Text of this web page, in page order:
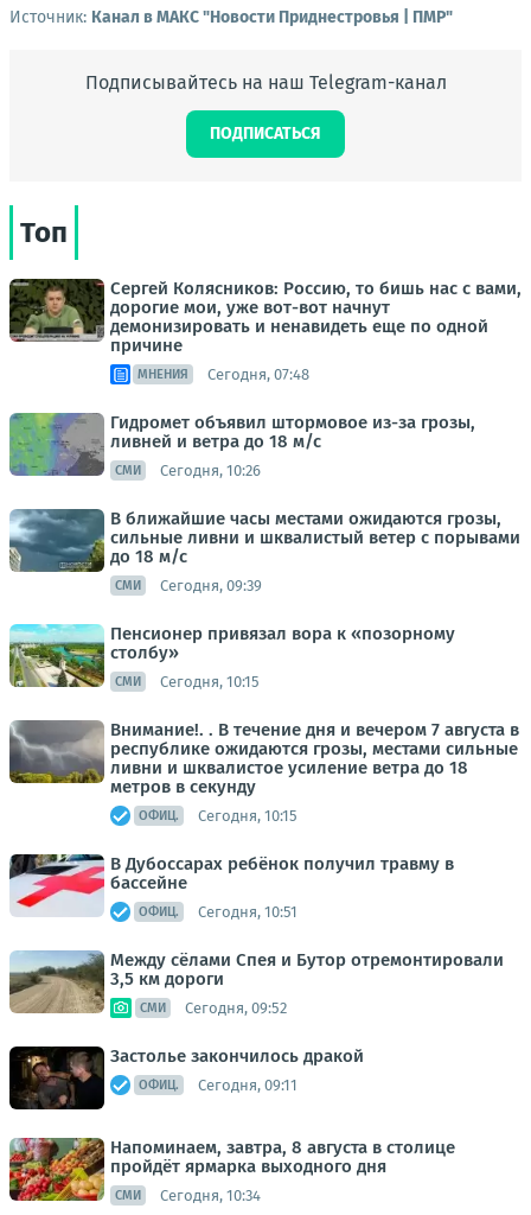
Источник: Канал в МАКС "Новости Приднестровья | ПМР"
Подписывайтесь на наш Telegram-канал
ПОДПИСАТЬСЯ
Топ
Сергей Колясников: Россию, то бишь нас с вами,
дорогие мои, уже вот-вот начнут
демонизировать и ненавидеть еще по одной
причине
МНЕНИЯ Сегодня, 07:48
Гидромет объявил штормовое из-за грозы,
ливней и ветра до 18 м/с
СМИ Сегодня, 10:26
В ближайшие часы местами ожидаются грозы,
сильные ливни и шквалистый ветер с порывами
до 18 м/с
СМИ Сегодня, 09:39
Пенсионер привязал вора к «позорному
столбу»
СМИ Сегодня, 10:15
Внимание!. . В течение дня и вечером 7 августа в
республике ожидаются грозы, местами сильные
ливни и шквалистое усиление ветра до 18
метров в секунду
ОФИЦ. Сегодня, 10:15
В Дубоссарах ребёнок получил травму в
бассейне
ОФИЦ. Сегодня, 10:51
Между сёлами Спея и Бутор отремонтировали
3,5 км дороги
СМИ Сегодня, 09:52
Застолье закончилось дракой
ОФИЦ. Сегодня, 09:11
Напоминаем, завтра, 8 августа в столице
пройдёт ярмарка выходного дня
СМИ Сегодня, 10:34